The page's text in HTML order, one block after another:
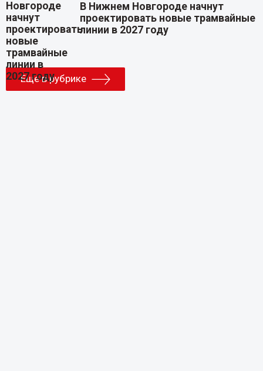
В Нижнем Новгороде начнут
проектировать новые трамвайные
линии в 2027 году
Еще в рубрике